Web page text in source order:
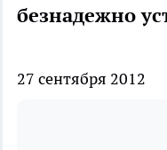
безнадежно
27 сентября 2012